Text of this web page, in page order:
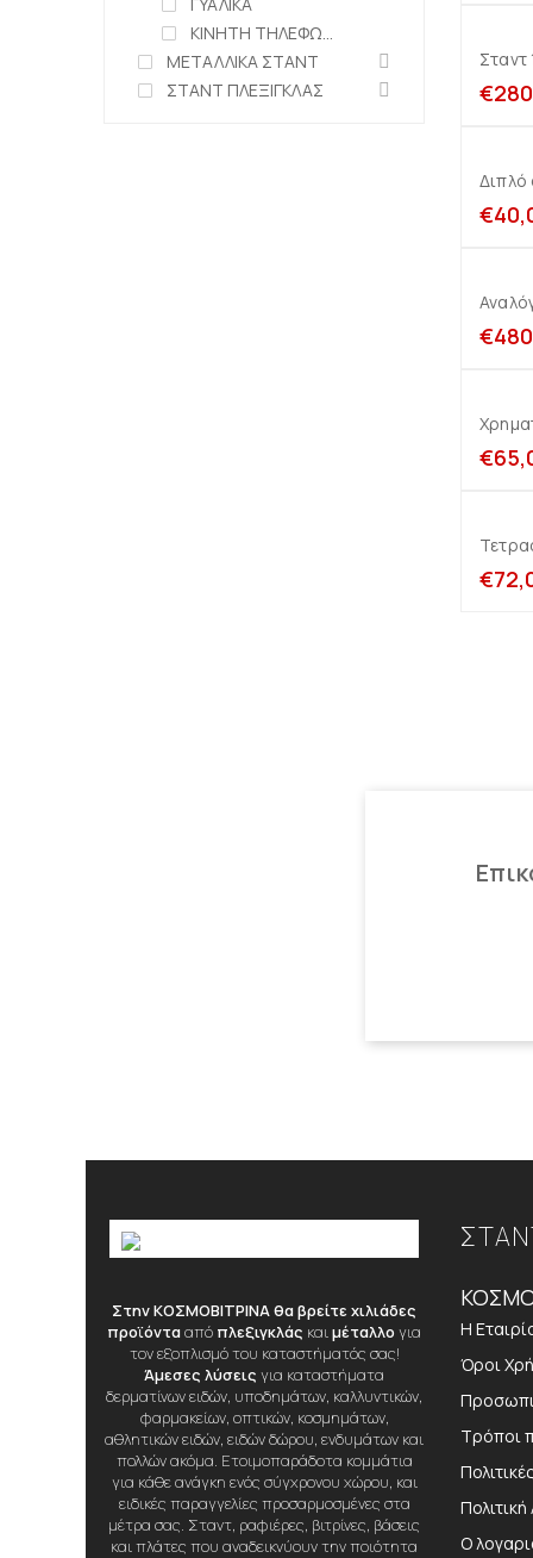
€
Διπλό
€
€
€
€
ΚΙΝΗΤΗ ΤΗΛΕΦΩΝΙΑ
ΜΕΤΑΛΛΙΚΑ ΣΤΑΝΤ
ΣΤΑΝΤ ΠΛΕΞΙΓΚΛΑΣ
Στην ΚΟΣΜΟΒΙΤΡΙΝΑ θα βρείτε χιλιάδες
προϊόντααπό πλεξιγκλάς καιμέταλλο για
τον εξοπλισμό του καταστήματός σας!
Άμεσες λύσεις για καταστήματα
δερματίνων ειδών, υποδημάτων, καλλυντικών,
φαρμακείων, οπτικών, κοσμημάτων,
αθλητικών ειδών, ειδών δώρου, ενδυμάτων και
πολλών ακόμα. Ετοιμοπαράδοτα κομμάτια
για κάθε ανάγκη ενός σύγχρονου χώρου, και
ειδικές παραγγελίες προσαρμοσμένες στα
μέτρα σας. Σταντ, ραφιέρες, βιτρίνες, βάσεις
και πλάτες που αναδεικνύουν την ποιότητα
Η
Όροι
Τρόποι
Ο